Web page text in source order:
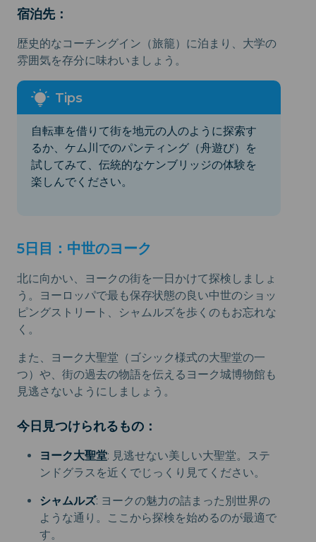
宿泊先：
歴史的なコーチングイン（旅籠）に泊まり、大学の
雰囲気を存分に味わいましょう。
自転車を借りて街を地元の人のように探索す
るか、ケム川でのパンティング（舟遊び）を
試してみて、伝統的なケンブリッジの体験を
楽しんでください。
5日目：中世のヨーク
北に向かい、ヨークの街を一日かけて探検しましょ
う。ヨーロッパで最も保存状態の良い中世のショッ
ピングストリート、シャムルズを歩くのもお忘れな
く。
また、ヨーク大聖堂（ゴシック様式の大聖堂の一
つ）や、街の過去の物語を伝えるヨーク城博物館も
見逃さないようにしましょう。
今日見つけられるもの：
ヨーク大聖堂: 見逃せない美しい大聖堂。ステ
ンドグラスを近くでじっくり見てください。
シャムルズ: ヨークの魅力の詰まった別世界の
ような通り。ここから探検を始めるのが最適で
す。